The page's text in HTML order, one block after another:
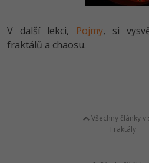
V další lekci, Pojmy, si
fraktálů a chaosu.
Všechny články v
Fraktály